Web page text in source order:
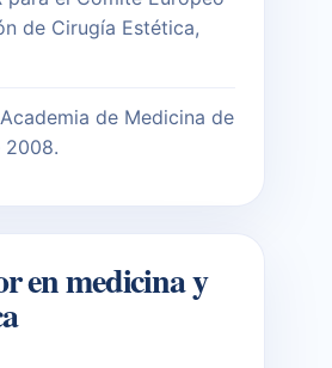
de Cirugía Estética,
de Medicina de
2008.
en medicina y